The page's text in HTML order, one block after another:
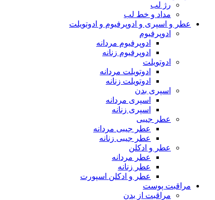
رژ لب
مداد و خط لب
عطر و اسپری و ادوپرفیوم و ادوتویلت
ادوپرفیوم
ادوپرفیوم مردانه
ادوپرفیوم زنانه
ادوتویلت
ادوتویلت مردانه
ادوتویلت زنانه
اسپری بدن
اسپری مردانه
اسپری زنانه
عطر جیبی
عطر جیبی مردانه
عطر جیبی زنانه
عطر و ادکلن
عطر مردانه
عطر زنانه
عطر و ادکلن اسپورت
مراقبت پوست
مراقبت از بدن